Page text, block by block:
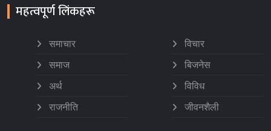
महत्वपूर्ण लिंकहरू
समाचार
समाज
अर्थ
राजनीति
विचार
बिजनेस
विविध
जीवनशैली